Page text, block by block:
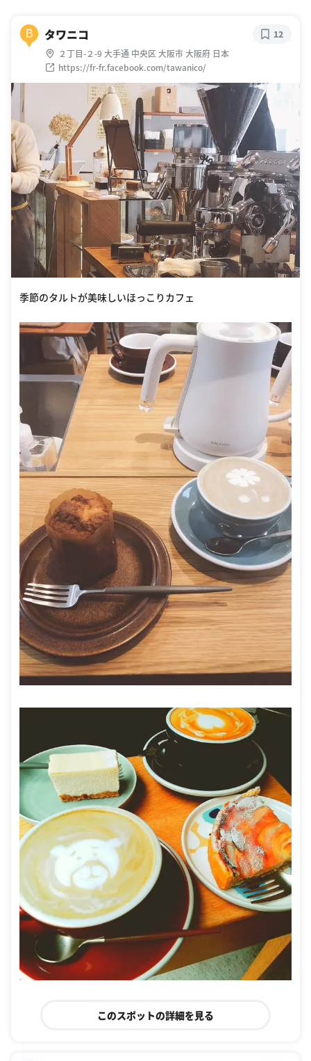
B タワニコ
２丁目-２-9 大手通 中央区 大阪市 大阪府 日本
https://fr-fr.facebook.com/tawanico/
12
季節のタルトが美味しいほっこりカフェ
このスポットの詳細を見る